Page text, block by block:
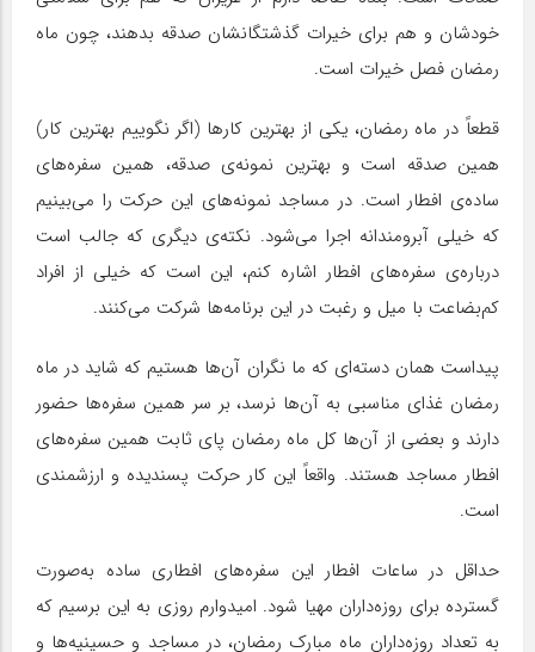
خودشان و هم برای خیرات گذشتگانشان صدقه بدهند، چون ماه
رمضان فصل خیرات است.
قطعاً در ماه رمضان، یکی از بهترین کارها (اگر نگوییم بهترین کار)
همین صدقه‌ است و بهترین نمونه‌ی صدقه، همین سفره‌های
ساده‌ی افطار است. در مساجد نمونه‌های این حرکت را می‌بینیم
که خیلی آبرومندانه اجرا می‌شود. نکته‌ی دیگری که جالب است
درباره‌ی سفره‌های افطار اشاره کنم، این است که خیلی از افراد
کم‌بضاعت با میل و رغبت در این برنامه‌ها شرکت می‌کنند.
پیداست همان دسته‌ای که ما نگران آن‌ها هستیم که شاید در ماه
رمضان غذای مناسبی به آن‌ها نرسد، بر سر همین سفره‌ها حضور
دارند و بعضی از آن‌ها کل ماه رمضان پای ثابت همین سفره‌های
افطار مساجد هستند. واقعاً این کار حرکت پسندیده و ارزشمندی
است.
حداقل در ساعات افطار این سفره‌های افطاری ساده به‌صورت
گسترده برای روزه‌داران مهیا شود. امیدوارم روزی به این برسیم که
به تعداد روزه‌داران ماه مبارک رمضان، در مساجد و حسینیه‌ها و